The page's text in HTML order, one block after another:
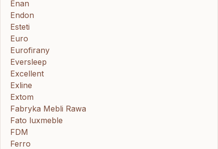
Enan
Endon
Esteti
Euro
Eurofirany
Eversleep
Excellent
Exline
Extom
Fabryka Mebli Rawa
Fato luxmeble
FDM
Ferro